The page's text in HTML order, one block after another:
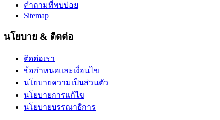
คำถามที่พบบ่อย
Sitemap
นโยบาย & ติดต่อ
ติดต่อเรา
ข้อกำหนดและเงื่อนไข
นโยบายความเป็นส่วนตัว
นโยบายการแก้ไข
นโยบายบรรณาธิการ